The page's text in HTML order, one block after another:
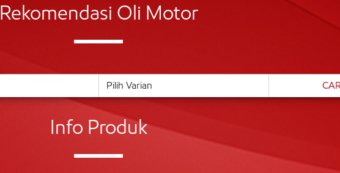
Rekomendasi Oli Motor
Info Produk